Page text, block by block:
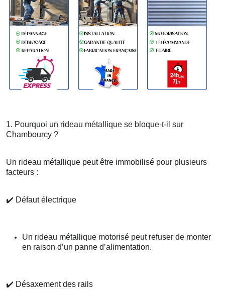
1. Pourquoi un rideau métallique se bloque-t-il sur
Chambourcy ?
Un rideau métallique peut être immobilisé pour plusieurs
facteurs :
✔️ Défaut électrique
Un rideau métallique motorisé peut refuser de monter
en raison d’un panne d’alimentation.
✔️ Désaxement des rails